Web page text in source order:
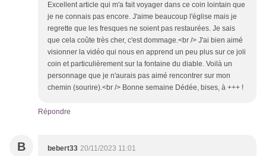
Excellent article qui m'a fait voyager dans ce coin lointain que
je ne connais pas encore. J'aime beaucoup l'église mais je
regrette que les fresques ne soient pas restaurées. Je sais
que cela coûte très cher, c'est dommage.<br /> J'ai bien aimé
visionner la vidéo qui nous en apprend un peu plus sur ce joli
coin et particulièrement sur la fontaine du diable. Voilà un
personnage que je n'aurais pas aimé rencontrer sur mon
chemin (sourire).<br /> Bonne semaine Dédée, bises, à +++ !
Répondre
B bebert33 20/11/2023 11:01